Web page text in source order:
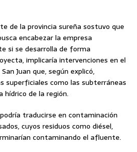
de la provincia sureña sostuvo que
encabezar la empresa
si se desarrolla de forma
implicaría intervenciones en el
Juan que, según explicó,
como las subterráneas
de la región.
traducirse en contaminación
cuyos residuos como diésel,
contaminando el afluente.